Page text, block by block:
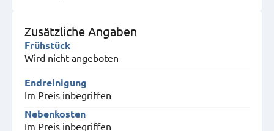
Zusätzliche Angaben
Frühstück
Wird nicht angeboten
Endreinigung
Im Preis inbegriffen
Nebenkosten
Im Preis inbegriffen